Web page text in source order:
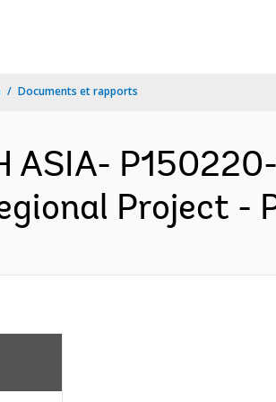
Documents et rapports
ASIA-
Project -